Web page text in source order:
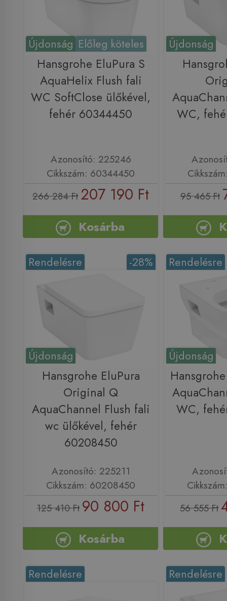
Újdonság Előleg köteles
Hansgrohe EluPura S
AquaHelix Flush fali
WC SoftClose ülőkével,
fehér 60344450
Azonosító: 225246
Cikkszám: 60344450
266 284 Ft 207 190 Ft
Kosárba
Újdonság
WC,
95 465 Ft
Újdonság
-28%
Rendelésre
Hansgrohe EluPura
Original Q
AquaChannel Flush fali
wc ülőkével, fehér
60208450
Azonosító: 225211
Cikkszám: 60208450
125 410 Ft 90 800 Ft
Kosárba
Újdonság
Rendelésre
WC,
56 555 Ft
Rendelésre Rendelésre